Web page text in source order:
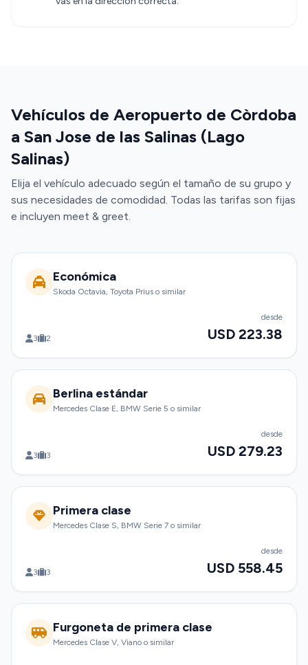
Vehículos de Aeropuerto de Còrdoba
a San Jose de las Salinas (Lago
Salinas)
Elija el vehículo adecuado según el tamaño de su grupo y
sus necesidades de comodidad. Todas las tarifas son fijas
e incluyen meet & greet.
Económica
Skoda Octavia, Toyota Prius o similar
3 2
desde
USD 223.38
Berlina estándar
Mercedes Clase E, BMW Serie 5 o similar
3 3
desde
USD 279.23
Primera clase
Mercedes Clase S, BMW Serie 7 o similar
3 3
desde
USD 558.45
Furgoneta de primera clase
Mercedes Clase V, Viano o similar